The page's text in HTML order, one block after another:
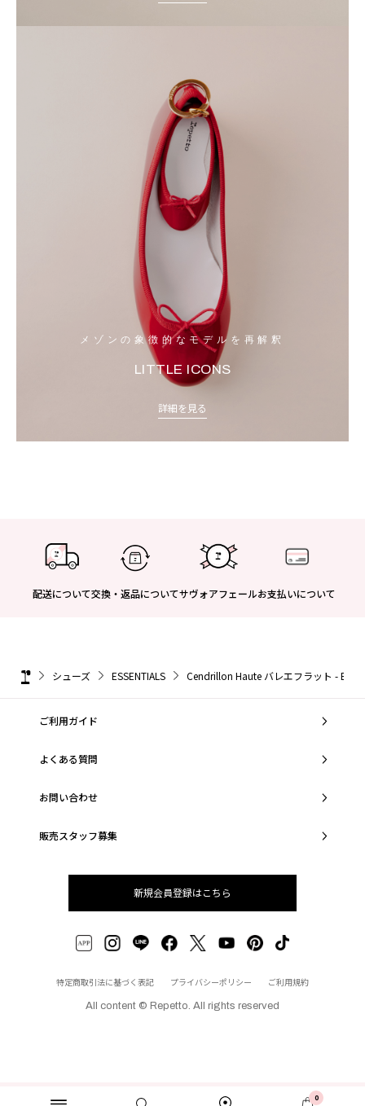
0
メゾンの象徴的なモデルを再解釈
LITTLE ICONS
詳細を見る
配送について交換・返品についてサヴォアフェールお支払いについて
シューズ ESSENTIALS Cendrillon Haute バレエフラット - EU
ご利用ガイド
よくある質問
お問い合わせ
販売スタッフ募集
新規会員登録はこちら
特定商取引法に基づく表記 プライバシーポリシー ご利用規約
All content © Repetto. All rights reserved